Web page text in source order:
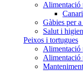
Alimentació
Gàbies per
Salut i
Peixos i tortugues
Alimentació
Alimentació